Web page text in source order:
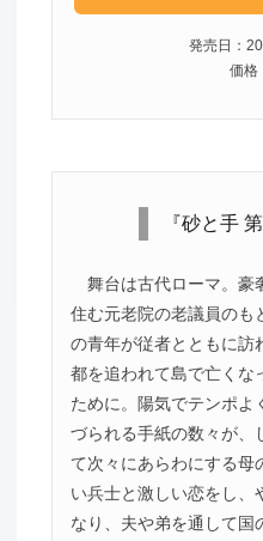
発売日：
価格
『砂と手
舞台は古代ローマ。豪
住む元老院の老議員のも
の青年が従者とともに訪
都を追われて島で亡くな
ために。陽気でテンポよ
づられる手紙の数々が、
て次々にあらわにする母
い兵士と激しい恋をし、
なり、夫や弟を通して国